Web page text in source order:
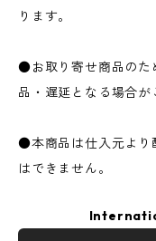
ります。
●お取り寄せ商品のた
品・遅延となる場合が
●本商品は仕入元より
はできません。